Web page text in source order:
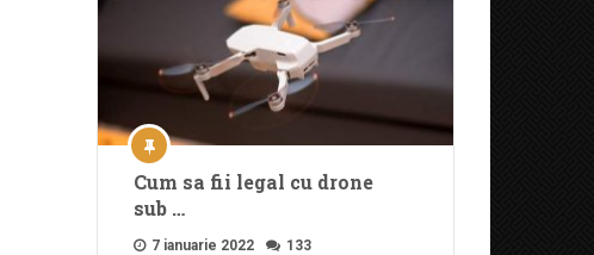
Cum sa fii legal cu drone
sub …
7 ianuarie 2022 133